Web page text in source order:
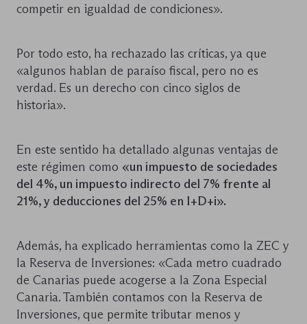
competir en igualdad de condiciones».
Por todo esto, ha rechazado las críticas, ya que
«algunos hablan de paraíso fiscal, pero no es
verdad. Es un derecho con cinco siglos de
historia».
En este sentido ha detallado algunas ventajas de
este régimen como «un impuesto de sociedades
del 4%, un impuesto indirecto del 7% frente al
21%, y deducciones del 25% en I+D+i».
Además, ha explicado herramientas como la ZEC y
la Reserva de Inversiones: «Cada metro cuadrado
de Canarias puede acogerse a la Zona Especial
Canaria. También contamos con la Reserva de
Inversiones, que permite tributar menos y